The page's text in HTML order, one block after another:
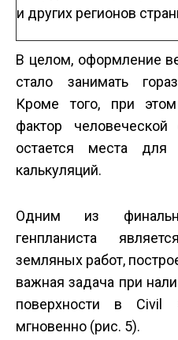
и других регионов
В целом, оформление
стало занимать
Кроме того, при
фактор
остается места
калькуляций.
Одним из
генпланиста
земляных работ,
важная задача при
поверхности в Civil
мгновенно (рис. 5).